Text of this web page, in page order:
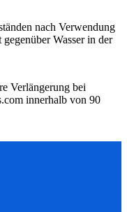
nach Verwendung
Wasser in der
Verlängerung bei
innerhalb von 90